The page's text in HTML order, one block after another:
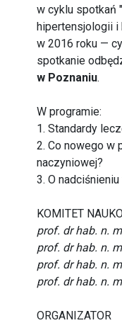
w cyklu spotkań
hipertensjologii i
w 2016 roku —
spotkanie
w Poznaniu.
W programie:
1. Standardy
2. Co nowego w
naczyniowej?
3. O
KOMITET
prof. dr hab. n.
prof. dr hab. n.
prof. dr hab. n.
prof. dr hab. n.
ORGANIZATOR